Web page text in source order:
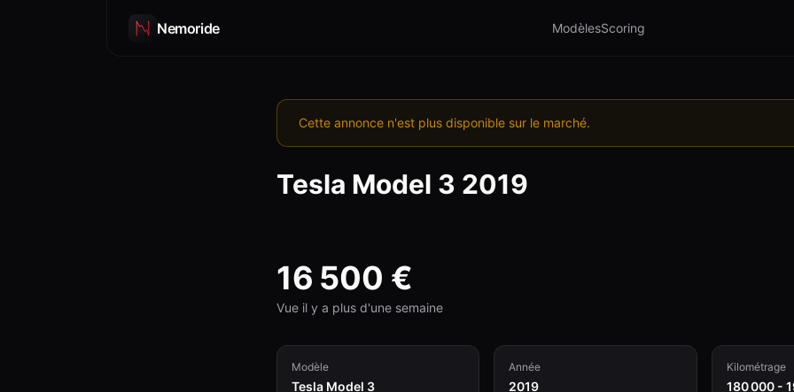
Nemoride ModèlesScoring
Cette annonce n'est plus disponible sur le marché.
Tesla Model 3 2019
16 500 €
Vue il y a plus d'une semaine
Modèle
Tesla Model 3
Année
2019
Kilométrage
180 000 -